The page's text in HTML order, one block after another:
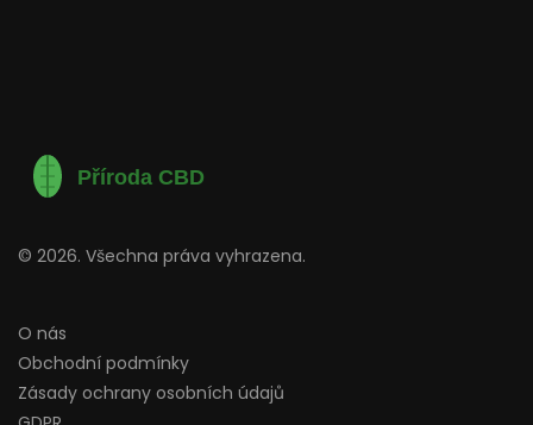
© 2026. Všechna práva vyhrazena.
O nás
Obchodní podmínky
Zásady ochrany osobních údajů